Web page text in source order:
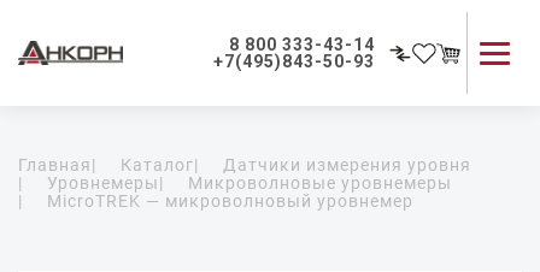
8 800 333-43-14
+7(495)843-50-93
Применение приборов
Как мы работаем
Главная| Каталог|
Датчики измерения уровня
|
Уровнемеры|
Микроволновые уровнемеры
|
MicroTREK — микроволновый уровнемер